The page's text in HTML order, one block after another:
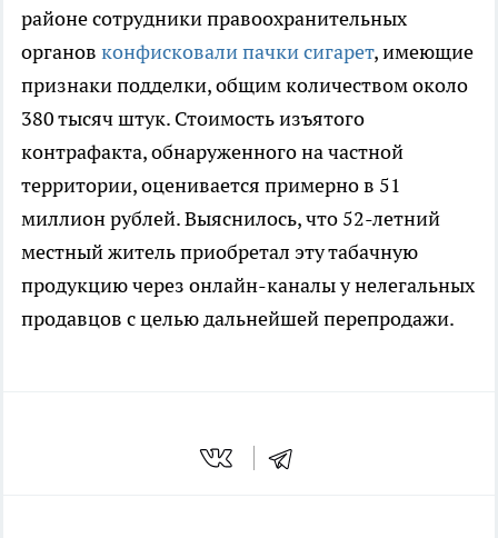
районе сотрудники правоохранительных
органов конфисковали пачки сигарет, имеющие
признаки подделки, общим количеством около
380 тысяч штук. Стоимость изъятого
контрафакта, обнаруженного на частной
территории, оценивается примерно в 51
миллион рублей. Выяснилось, что 52-летний
местный житель приобретал эту табачную
продукцию через онлайн-каналы у нелегальных
продавцов с целью дальнейшей перепродажи.